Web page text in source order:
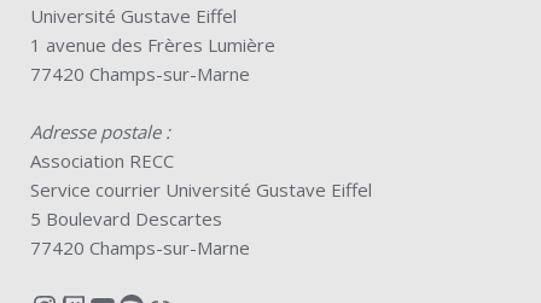
Université Gustave Eiffel
1 avenue des Frères Lumière
77420 Champs-sur-Marne
Adresse postale :
Association RECC
Service courrier Université Gustave Eiffel
5 Boulevard Descartes
77420 Champs-sur-Marne